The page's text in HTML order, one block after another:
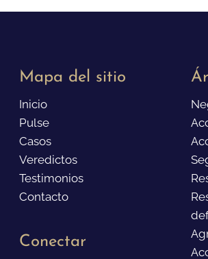
Mapa del sitio
Inicio
Pulse
Casos
Veredictos
Testimonios
Contacto
Conectar